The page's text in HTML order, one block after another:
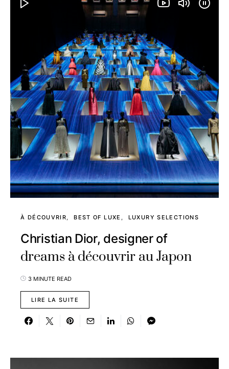
À DÉCOUVRIR BEST OF LUXE LUXURY SELECTIONS
Christian Dior, designer of
dreams à découvrir au Japon
3 MINUTE READ
LIRE LA SUITE